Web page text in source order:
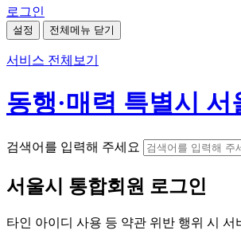
로그인
설정 전체메뉴 닫기
서비스 전체보기
동행·매력 특별시 서
검색어를 입력해 주세요
서울시 통합회원 로그인
타인 아이디 사용 등 약관 위반 행위 시 서